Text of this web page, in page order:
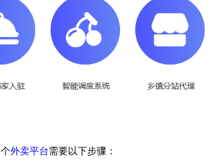
外卖平台需要以下步骤：